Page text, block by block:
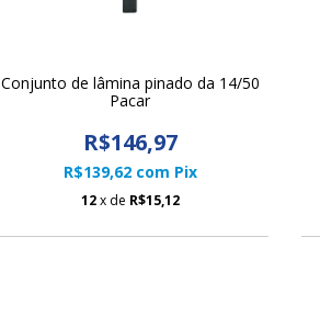
Conjunto de lâmina pinado da 14/50
Pacar
R$146,97
R$139,62 com Pix
12 x de R$15,12